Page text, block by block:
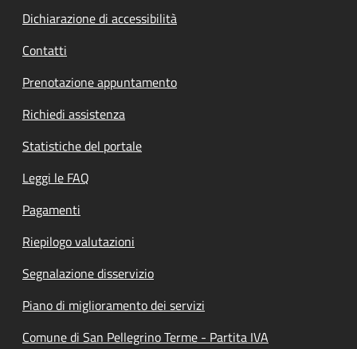
Dichiarazione di accessibilità
Contatti
Prenotazione appuntamento
Richiedi assistenza
Statistiche del portale
Leggi le FAQ
Pagamenti
Riepilogo valutazioni
Segnalazione disservizio
Piano di miglioramento dei servizi
Comune di San Pellegrino Terme - Partita IVA